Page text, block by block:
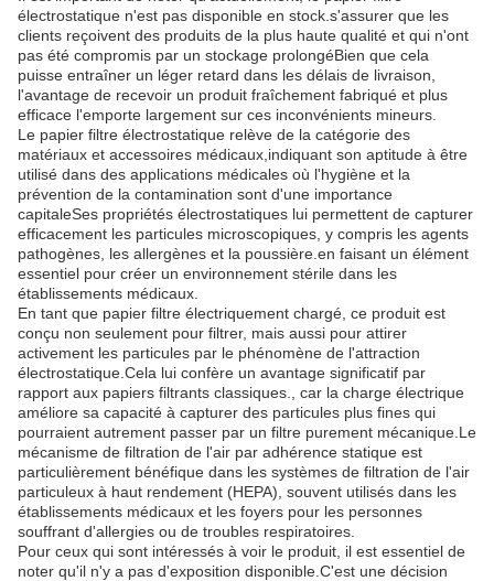
électrostatique n'est pas disponible en stock.s'assurer que les
clients reçoivent des produits de la plus haute qualité et qui n'ont
pas été compromis par un stockage prolongéBien que cela
puisse entraîner un léger retard dans les délais de livraison,
l'avantage de recevoir un produit fraîchement fabriqué et plus
efficace l'emporte largement sur ces inconvénients mineurs.
Le papier filtre électrostatique relève de la catégorie des
matériaux et accessoires médicaux,indiquant son aptitude à être
utilisé dans des applications médicales où l'hygiène et la
prévention de la contamination sont d'une importance
capitaleSes propriétés électrostatiques lui permettent de capturer
efficacement les particules microscopiques, y compris les agents
pathogènes, les allergènes et la poussière.en faisant un élément
essentiel pour créer un environnement stérile dans les
établissements médicaux.
En tant que papier filtre électriquement chargé, ce produit est
conçu non seulement pour filtrer, mais aussi pour attirer
activement les particules par le phénomène de l'attraction
électrostatique.Cela lui confère un avantage significatif par
rapport aux papiers filtrants classiques., car la charge électrique
améliore sa capacité à capturer des particules plus fines qui
pourraient autrement passer par un filtre purement mécanique.Le
mécanisme de filtration de l'air par adhérence statique est
particulièrement bénéfique dans les systèmes de filtration de l'air
particuleux à haut rendement (HEPA), souvent utilisés dans les
établissements médicaux et les foyers pour les personnes
souffrant d'allergies ou de troubles respiratoires.
Pour ceux qui sont intéressés à voir le produit, il est essentiel de
noter qu'il n'y a pas d'exposition disponible.C'est une décision